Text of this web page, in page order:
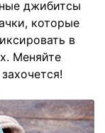
джибитсы
которые
в
Меняйте